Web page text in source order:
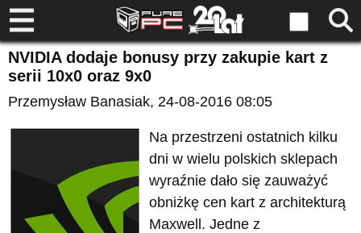
NVIDIA dodaje bonusy przy zakupie kart z
serii 10x0 oraz 9x0
Przemysław Banasiak, 24-08-2016 08:05
Na przestrzeni ostatnich kilku
dni w wielu polskich sklepach
wyraźnie dało się zauważyć
obniżkę cen kart z architekturą
Maxwell. Jedne z